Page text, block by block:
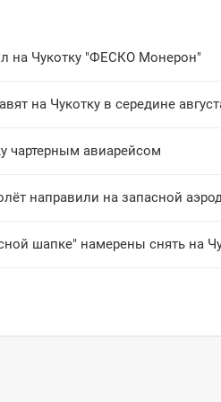
на Чукотку "ФЕСКО Монерон"
на Чукотку в середине
чартерным авиарейсом
направили на запасной
шапке" намерены снять на